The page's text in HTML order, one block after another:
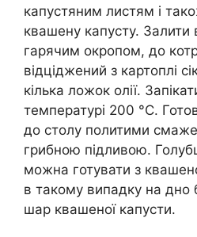
капустяним листям і
квашену капусту. Залити
гарячим окропом, до
відціджений з картоплі
кілька ложок олії.
температурі 200 °C.
до столу политими
грибною підливою.
можна готувати з
в такому випадку на дно
шар квашеної капусти.